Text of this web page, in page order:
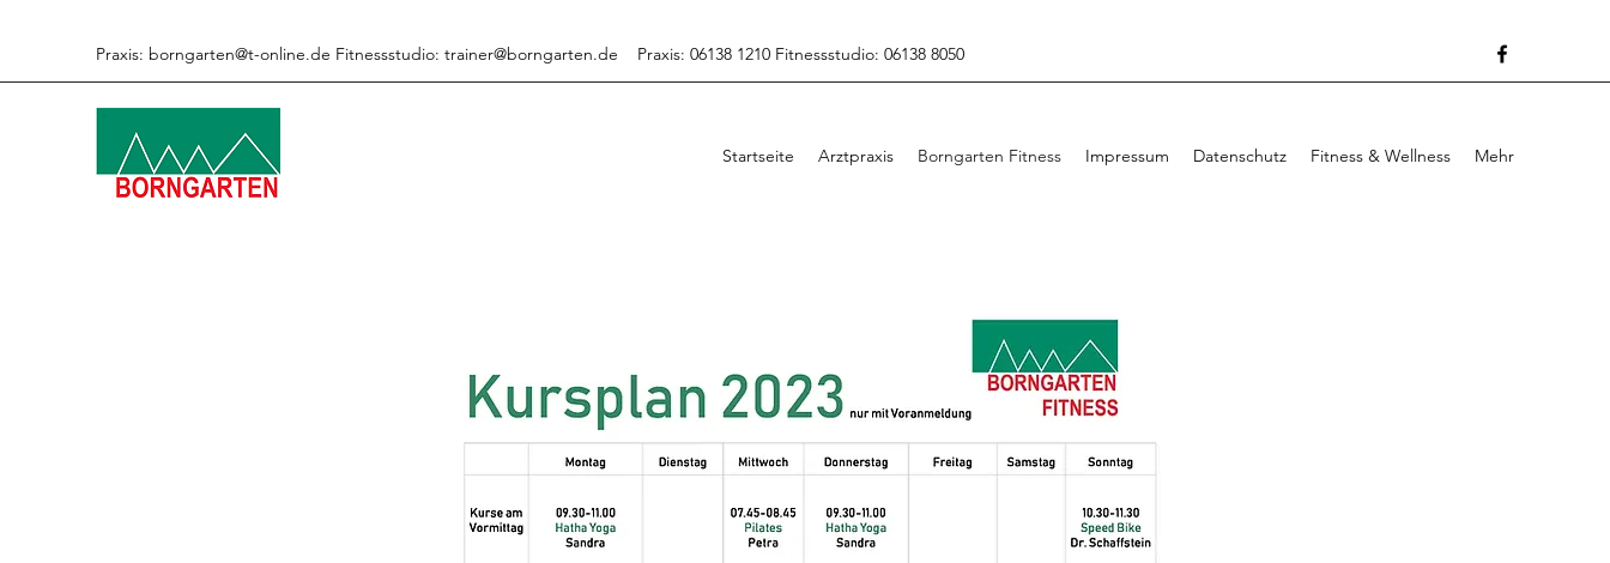
Praxis: borngarten@t-online.de Fitnessstudio: trainer@borngarten.de Praxis: 06138 1210 Fitnessstudio: 06138 8050
Startseite Arztpraxis Borngarten Fitness Impressum Datenschutz Fitness & Wellness Mehr